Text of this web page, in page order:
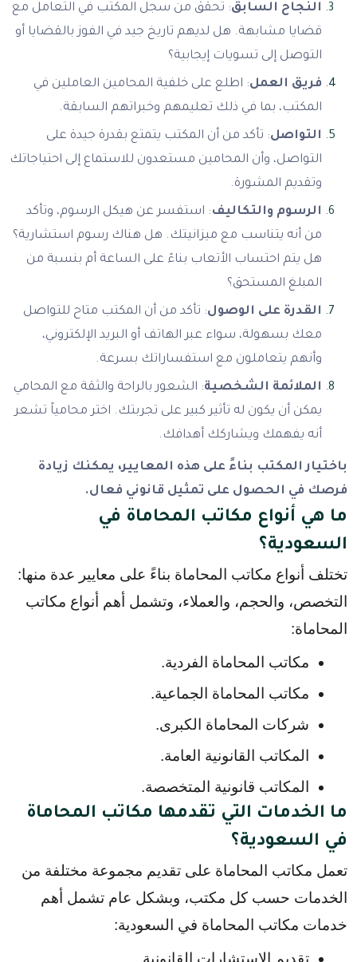
النجاح السابق: تحقق من سجل المكتب في التعامل مع
قضايا مشابهة. هل لديهم تاريخ جيد في الفوز بالقضايا أو
التوصل إلى تسويات إيجابية؟
فريق العمل: اطلع على خلفية المحامين العاملين في
المكتب، بما في ذلك تعليمهم وخبراتهم السابقة.
التواصل: تأكد من أن المكتب يتمتع بقدرة جيدة على
التواصل، وأن المحامين مستعدون للاستماع إلى احتياجاتك
وتقديم المشورة.
الرسوم والتكاليف: استفسر عن هيكل الرسوم، وتأكد
من أنه يتناسب مع ميزانيتك. هل هناك رسوم استشارية؟
هل يتم احتساب الأتعاب بناءً على الساعة أم بنسبة من
المبلغ المستحق؟
القدرة على الوصول: تأكد من أن المكتب متاح للتواصل
معك بسهولة، سواء عبر الهاتف أو البريد الإلكتروني،
وأنهم يتعاملون مع استفساراتك بسرعة.
الملائمة الشخصية: الشعور بالراحة والثقة مع المحامي
يمكن أن يكون له تأثير كبير على تجربتك. اختر محامياً تشعر
أنه يفهمك ويشاركك أهدافك.
باختيار المكتب بناءً على هذه المعايير، يمكنك زيادة
فرصك في الحصول على تمثيل قانوني فعال.
ما هي أنواع مكاتب المحاماة في
السعودية؟
المحاماة:
مكاتب المحاماة الفردية.
مكاتب المحاماة الجماعية.
شركات المحاماة الكبرى.
المكاتب القانونية العامة.
المكاتب قانونية المتخصصة.
ما الخدمات التي تقدمها مكاتب المحاماة
في السعودية؟
خدمات مكاتب المحاماة في السعودية:
تقديم الاستشارات القانونية.